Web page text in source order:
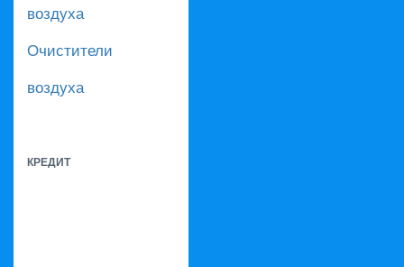
воздуха
Очистители
воздуха
КРЕДИТ